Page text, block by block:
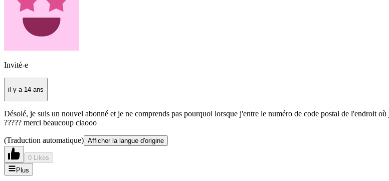
Invité-e
il y a 14 ans
Désolé, je suis un nouvel abonné et je ne comprends pas pourquoi lorsque j'entre le numéro de code postal de l'endroit
????? merci beaucoup ciaooo
(Traduction automatique) Afficher la langue d'origine
0 Likes
Plus